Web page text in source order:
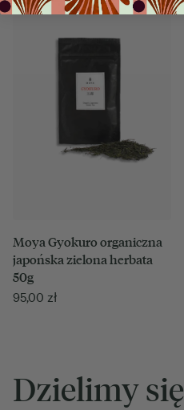
Moya Gyokuro organiczna
japońska zielona herbata
50g
95,00 zł
Dzielimy się